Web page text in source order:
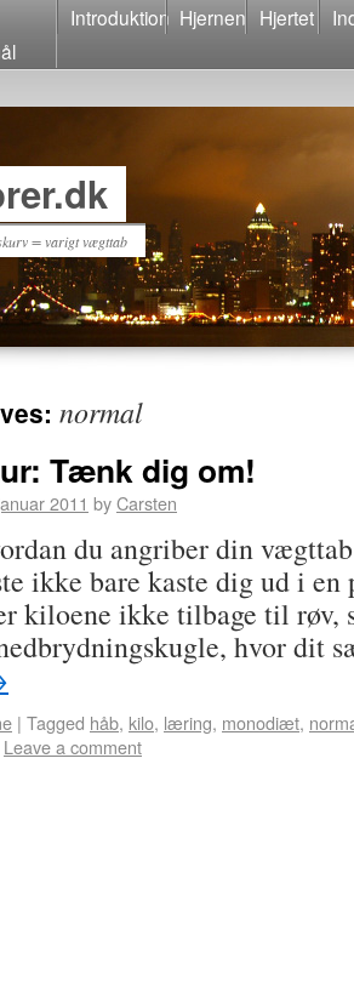
Introduktion Hjernen Hjertet
= varigt vægttab
normal
Tænk dig om!
2011 byCarsten
du angriber din
ikke bare kaste dig ud i
kiloene ikke tilbage til røv,
hvor
| Tagged håb, kilo, læring, monodiæt,
Leave a comment